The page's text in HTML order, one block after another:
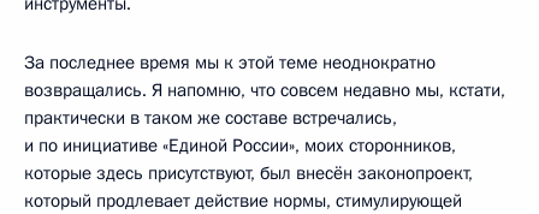
За последнее время мы к этой теме неоднократно
возвращались. Я напомню, что совсем недавно мы, кстати,
практически в таком же составе встречались,
и по инициативе «Единой России», моих сторонников,
которые здесь присутствуют, был внесён законопроект,
который продлевает действие нормы, стимулирующей